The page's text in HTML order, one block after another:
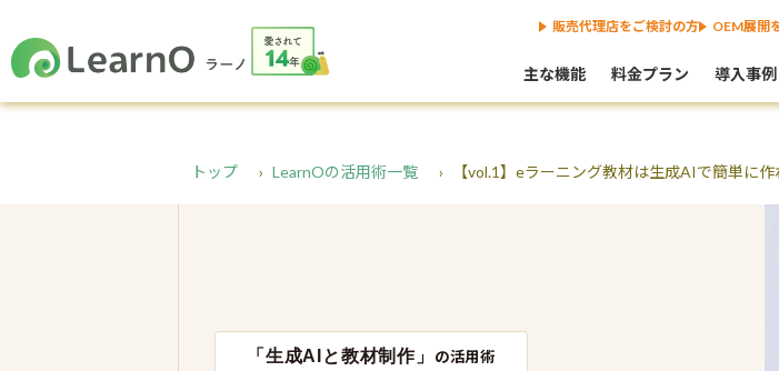
販売代理店をご検討の方 OEM展開
主な機能 料金プラン 導入事例
トップ LearnOの活用術一覧 【vol.1】eラーニング教材は生成AIで簡単に作
「生成AIと教材制作」 の活用術